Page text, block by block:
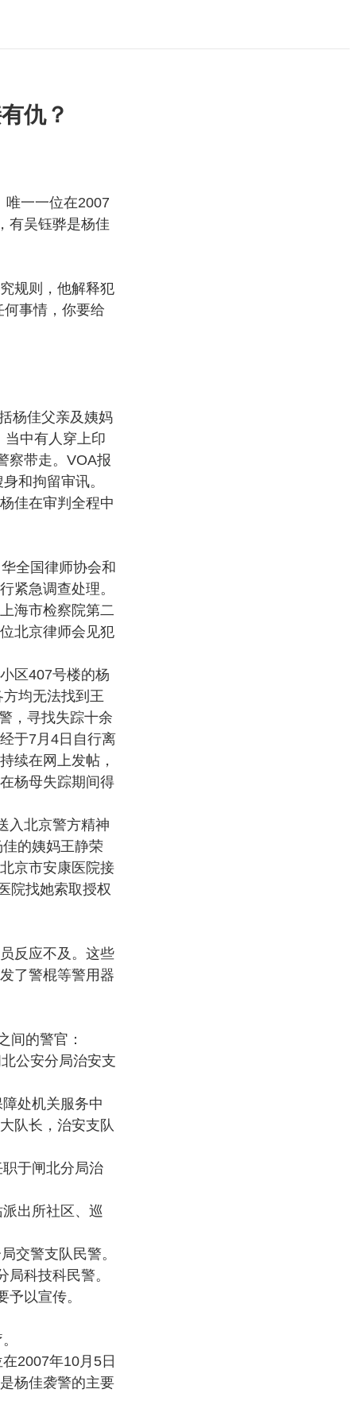
仇？
唯一一位在2007
有吴钰骅是杨佳
规则，他解释犯
事情，你要给
杨佳父亲及姨妈
当中有人穿上印
察带走。VOA报
和拘留审讯。
佳在审判全程中
全国律师协会和
紧急调查处理。
海市检察院第二
北京律师会见犯
区407号楼的杨
均无法找到王
，寻找失踪十余
于7月4日自行离
续在网上发帖，
杨母失踪期间得
北京警方精神
佳的姨妈王静荣
京市安康医院接
院找她索取授权
反应不及。这些
了警棍等警用器
间的警官：
公安分局治安支
处机关服务中
队长，治安支队
于闸北分局治
出所社区、巡
交警支队民警。
科技科民警。
以宣传。
2007年10月5日
杨佳袭警的主要